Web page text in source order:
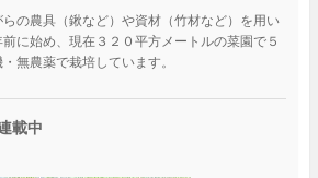
の農具（鍬など）や資材（竹材など）を用い
に始め、現在３２０平方メートルの菜園で５
無農薬で栽培しています。
載中